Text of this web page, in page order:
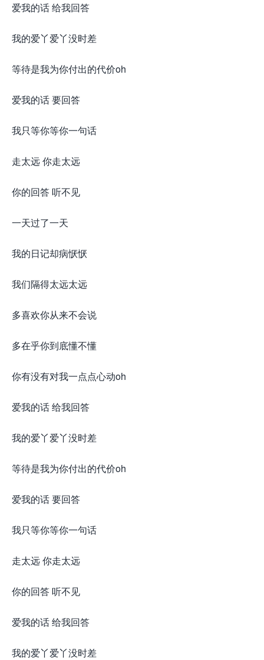
爱我的话 给我回答
我的爱丫爱丫没时差
等待是我为你付出的代价oh
爱我的话 要回答
我只等你等你一句话
走太远 你走太远
你的回答 听不见
一天过了一天
我的日记却病恹恹
我们隔得太远太远
多喜欢你从来不会说
多在乎你到底懂不懂
你有没有对我一点点心动oh
爱我的话 给我回答
我的爱丫爱丫没时差
等待是我为你付出的代价oh
爱我的话 要回答
我只等你等你一句话
走太远 你走太远
你的回答 听不见
爱我的话 给我回答
我的爱丫爱丫没时差